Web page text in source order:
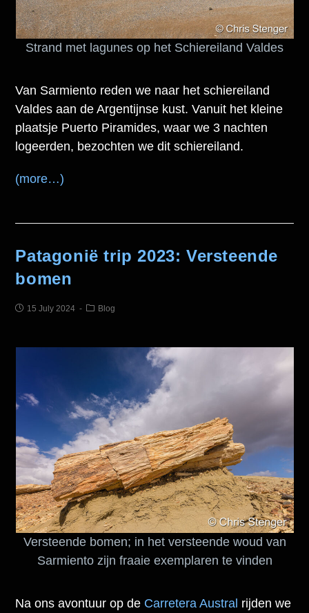
Strand met lagunes op het Schiereiland Valdes
Van Sarmiento reden we naar het schiereiland
Valdes aan de Argentijnse kust. Vanuit het kleine
plaatsje Puerto Piramides, waar we 3 nachten
logeerden, bezochten we dit schiereiland.
(more…)
Patagonië trip 2023: Versteende
bomen
15 July 2024 Blog
Versteende bomen; in het versteende woud van
Sarmiento zijn fraaie exemplaren te vinden
Na ons avontuur op de Carretera Austral rijden we